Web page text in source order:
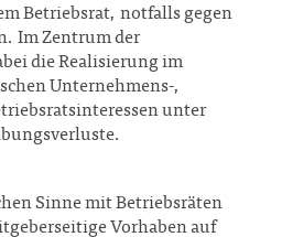
Betriebsrat, notfalls gegen
Im Zentrum der
die Realisierung im
Unternehmens-,
unter
Sinne mit Betriebsräten
Vorhaben auf